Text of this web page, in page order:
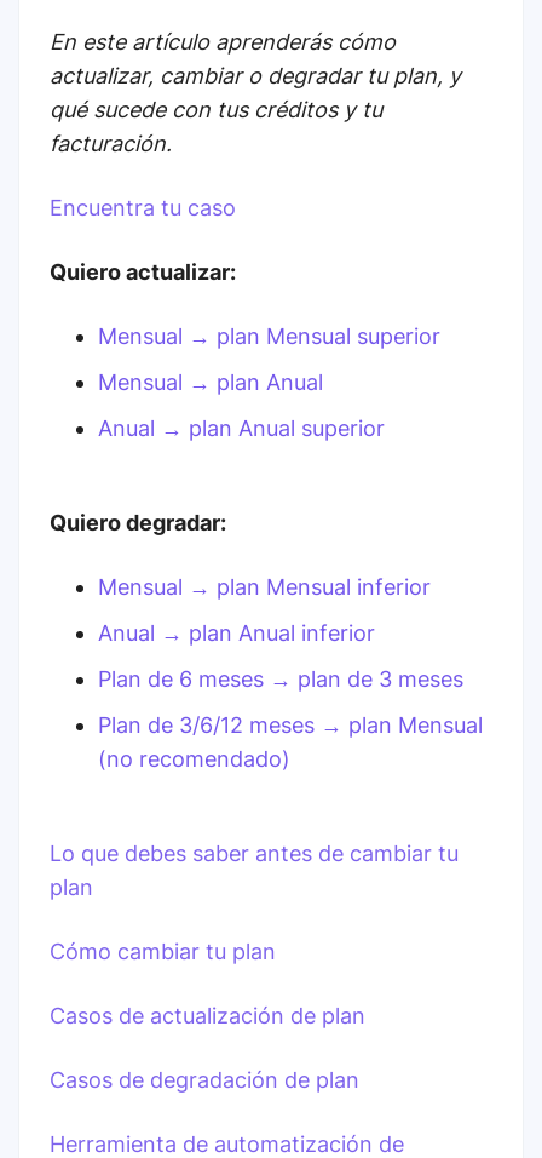
En este artículo aprenderás cómo
actualizar, cambiar o degradar tu plan, y
qué sucede con tus créditos y tu
facturación.
Encuentra tu caso
Quiero actualizar:
Mensual → plan Mensual superior
Mensual → plan Anual
Anual → plan Anual superior
Quiero degradar:
Mensual → plan Mensual inferior
Anual → plan Anual inferior
Plan de 6 meses → plan de 3 meses
Plan de 3/6/12 meses → plan Mensual
(no recomendado)
Lo que debes saber antes de cambiar tu
plan
Cómo cambiar tu plan
Casos de actualización de plan
Casos de degradación de plan
Herramienta de automatización de